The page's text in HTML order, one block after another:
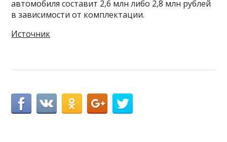
автомобиля составит 2,6 млн либо 2,8 млн рублей
в зависимости от комплектации.
Источник